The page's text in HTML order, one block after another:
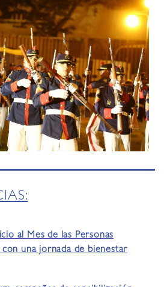
al Mes de las Personas
una jornada de bienestar